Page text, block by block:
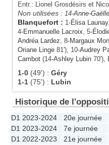
Entr.: Lionel Grosdésirs et
Non utilisées : 14-Anne-
Blanquefort : 1-Élisa Launay
4-Emmanuelle Lacroix, 5-
Andréa Lardez, 8-Margaux
Oriane Linge 81'), 10-Audrey
Cambot (14-Ashley Lubin 70'),
1-0 (49') : Géry
1-1 (75') : Lubin
Historique de
D1 2023-2024 20e journée
D1 2023-2024
7e journée
D1 2022-2023
21e journée